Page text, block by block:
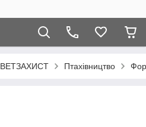
ВЕТЗАХИСТ Птахівництво